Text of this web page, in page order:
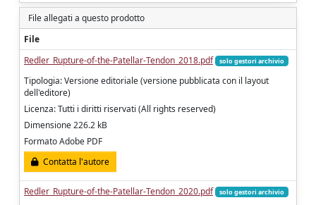
File allegati a questo prodotto
File
Redler_Rupture-of-the-Patellar-Tendon_2018.pdf
solo gestori archivio
Tipologia: Versione editoriale (versione pubblicata con il layout
dell'editore)
Licenza: Tutti i diritti riservati (All rights reserved)
Dimensione 226.2 kB
Formato Adobe PDF
Contatta l'autore
Redler_Rupture-of-the-Patellar-Tendon_2020.pdf solo gestori archivio